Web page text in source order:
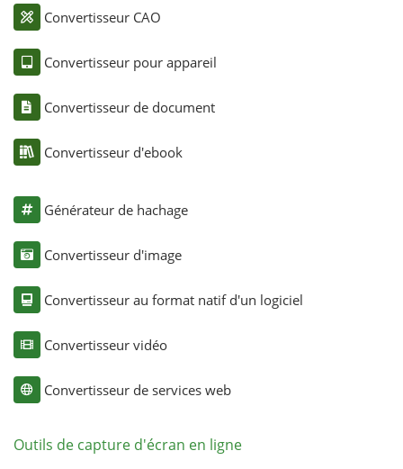
Convertisseur CAO
Convertisseur pour appareil
Convertisseur de document
Convertisseur d'ebook
Générateur de hachage
Convertisseur d'image
Convertisseur au format natif d'un logiciel
Convertisseur vidéo
Convertisseur de services web
Outils de capture d'écran en ligne